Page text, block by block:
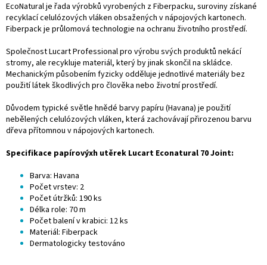
EcoNatural je řada výrobků vyrobených z Fiberpacku, suroviny získané
recyklací celulózových vláken obsažených v nápojových kartonech.
Fiberpack je průlomová technologie na ochranu životního prostředí.
Společnost Lucart Professional pro výrobu svých produktů nekácí
stromy, ale recykluje materiál, který by jinak skončil na skládce.
Mechanickým působením fyzicky odděluje jednotlivé materiály bez
použití látek škodlivých pro člověka nebo životní prostředí.
Důvodem typické světle hnědé barvy papíru (Havana) je použití
nebělených celulózových vláken, která zachovávají přirozenou barvu
dřeva přítomnou v nápojových kartonech.
Specifikace papírovýxh utěrek Lucart Econatural 70 Joint:
Barva: Havana
Počet vrstev: 2
Počet útržků: 190 ks
Délka role: 70 m
Počet balení v krabici: 12 ks
Materiál: Fiberpack
Dermatologicky testováno